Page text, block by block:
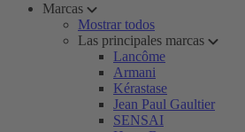
Marcas
Mostrar todos
Las principales marcas
Lancôme
Armani
Kérastase
Jean Paul Gaultier
SENSAI